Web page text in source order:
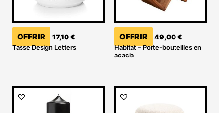
OFFRIR 17,10€
Tasse Design Letters
OFFRIR 49,00€
Habitat – Porte-bouteilles en
acacia